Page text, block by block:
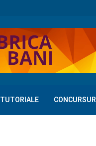
TUTORIALE CONCURSURI